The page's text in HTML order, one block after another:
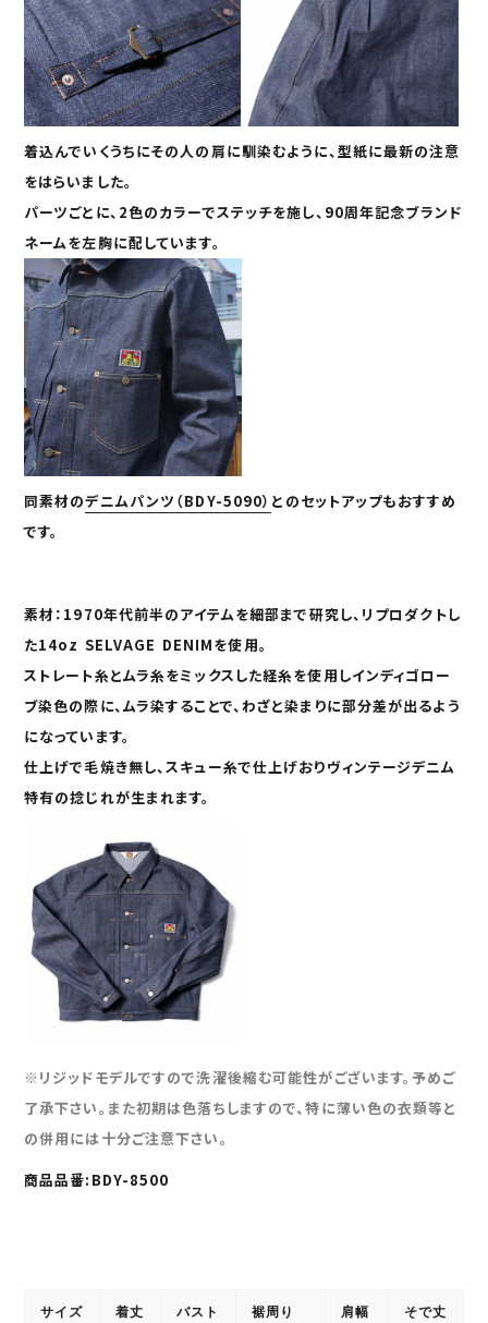
着込んでいくうちにその人の肩に馴染むように、型紙に最新の注意
をはらいました。
パーツごとに、 2色のカラーでステッチを施し、 90周年記念ブランド
ネームを左胸に配しています。
同素材のデニムパンツ（BDY-5090） とのセットアップもおすすめ
です。
素材： 1970年代前半のアイテムを細部まで研究し、リプロダクトし
た14oz SELVAGE DENIMを使用。
ストレート糸とムラ糸をミックスした経糸を使用しインディゴロー
ブ染色の際に、ムラ染することで、わざと染まりに部分差が出るよう
になっています。
仕上げで毛焼き無し、スキュー糸で仕上げおりヴィンテージデニム
特有の捻じれが生まれます。
※リジッドモデルですので洗濯後縮む可能性がございます。予めご
了承下さい。また初期は色落ちしますので、特に薄い色の衣類等と
の併用には十分ご注意下さい。
商品品番:BDY-8500
サイズ 着丈 バスト 裾周り 肩幅 そで丈